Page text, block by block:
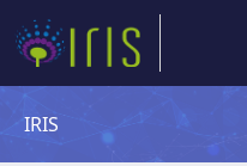
IRIS